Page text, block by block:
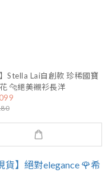
】Stella Lai自創款 珍稀國寶
🐆絕美襯衫長洋